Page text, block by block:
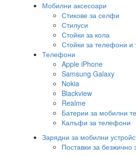
Мобилни аксесоари
Стикове за селфи
Стилуси
Стойки за кола
Стойки за телефони и
Телефони
Apple iPhone
Samsung Galaxy
Nokia
Blackview
Realme
Батерии за мобилни
Калъфи за телефони
Зарядни за мобилни
Поставки за безжично